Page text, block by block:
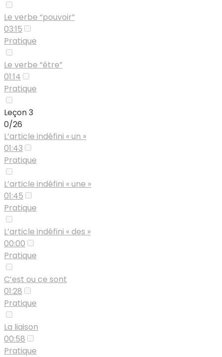
Le verbe “pouvoir”
03:15
Pratique
Le verbe “être”
01:14
Pratique
Leçon 3
0/26
L’article indéfini « un »
01:43
Pratique
L’article indéfini « une »
01:45
Pratique
L’article indéfini « des »
00:00
Pratique
C’est ou ce sont
01:28
Pratique
La liaison
00:58
Pratique